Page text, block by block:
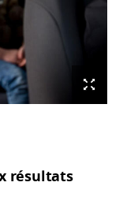
résultats